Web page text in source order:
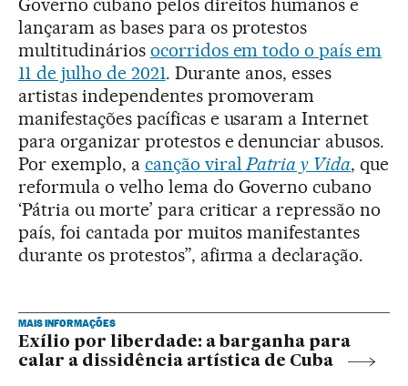
Governo cubano pelos direitos humanos e
lançaram as bases para os protestos
multitudinários ocorridos em todo o país em
11 de julho de 2021. Durante anos, esses
artistas independentes promoveram
manifestações pacíficas e usaram a Internet
para organizar protestos e denunciar abusos.
Por exemplo, a canção viralPatria y Vida, que
reformula o velho lema do Governo cubano
‘Pátria ou morte’ para criticar a repressão no
país, foi cantada por muitos manifestantes
durante os protestos”, afirma a declaração.
MAIS INFORMAÇÕES
Exílio por liberdade: a barganha para
calar a dissidência artística de Cuba